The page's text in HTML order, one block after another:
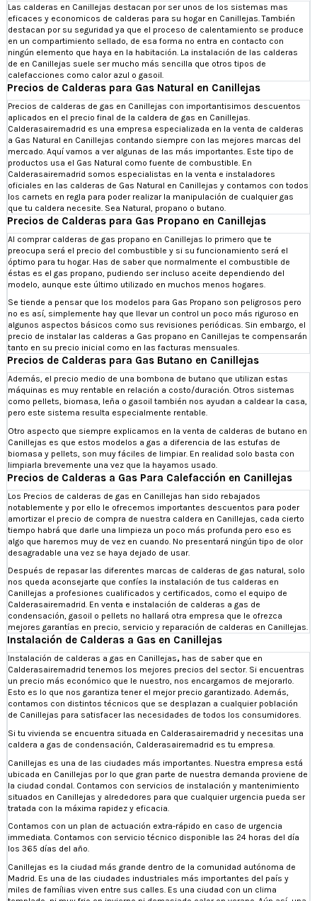
Las calderas en Canillejas destacan por ser unos de los sistemas mas
eficaces y economicos de calderas para su hogar en Canillejas. También
destacan por su seguridad ya que el proceso de calentamiento se produce
en un compartimiento sellado, de esa forma no entra en contacto con
ningún elemento que haya en la habitación. La instalación de las calderas
de en Canillejas suele ser mucho más sencilla que otros tipos de
calefacciones como calor azul o gasoil.
Precios de Calderas para Gas Natural en Canillejas
Precios de calderas de gas en Canillejas con importantisimos descuentos
aplicados en el precio final de la caldera de gas en Canillejas.
Calderasairemadrid es una empresa especializada en la venta de calderas
a Gas Natural en Canillejas contando siempre con las mejores marcas del
mercado. Aquí vamos a ver algunas de las más importantes. Este tipo de
productos usa el Gas Natural como fuente de combustible. En
Calderasairemadrid somos especialistas en la venta e instaladores
oficiales en las calderas de Gas Natural en Canillejas y contamos con todos
los carnets en regla para poder realizar la manipulación de cualquier gas
que tu caldera necesite. Sea Natural, propano o butano.
Precios de Calderas para Gas Propano en Canillejas
Al comprar calderas de gas propano en Canillejas lo primero que te
preocupa será el precio del combustible y si su funcionamiento será el
óptimo para tu hogar. Has de saber que normalmente el combustible de
éstas es el gas propano, pudiendo ser incluso aceite dependiendo del
modelo, aunque este último utilizado en muchos menos hogares.
Se tiende a pensar que los modelos para Gas Propano son peligrosos pero
no es así, simplemente hay que llevar un control un poco más riguroso en
algunos aspectos básicos como sus revisiones periódicas. Sin embargo, el
precio de instalar las calderas a Gas propano en Canillejas te compensarán
tanto en su precio inicial como en las facturas mensuales.
Precios de Calderas para Gas Butano en Canillejas
Además, el precio medio de una bombona de butano que utilizan estas
máquinas es muy rentable en relación a costo/duración. Otros sistemas
como pellets, biomasa, leña o gasoil también nos ayudan a caldear la casa,
pero este sistema resulta especialmente rentable.
Otro aspecto que siempre explicamos en la venta de calderas de butano en
Canillejas es que estos modelos a gas a diferencia de las estufas de
biomasa y pellets, son muy fáciles de limpiar. En realidad solo basta con
limpiarla brevemente una vez que la hayamos usado.
Precios de Calderas a Gas Para Calefacción en Canillejas
Los Precios de calderas de gas en Canillejas han sido rebajados
notablemente y por ello le ofrecemos importantes descuentos para poder
amortizar el precio de compra de nuestra caldera en Canillejas, cada cierto
tiempo habrá que darle una limpieza un poco más profunda pero eso es
algo que haremos muy de vez en cuando. No presentará ningún tipo de olor
desagradable una vez se haya dejado de usar.
Después de repasar las diferentes marcas de calderas de gas natural, solo
nos queda aconsejarte que confíes la instalación de tus calderas en
Canillejas a profesiones cualificados y certificados, como el equipo de
Calderasairemadrid. En venta e instalación de calderas a gas de
condensación, gasoil o pellets no hallará otra empresa que le ofrezca
mejores garantías en precio, servicio y reparación de calderas en Canillejas.
Instalación de Calderas a Gas en Canillejas
Instalación de calderas a gas en Canillejas, has de saber que en
Calderasairemadrid tenemos los mejores precios del sector. Si encuentras
un precio más económico que le nuestro, nos encargamos de mejorarlo.
Esto es lo que nos garantiza tener el mejor precio garantizado. Además,
contamos con distintos técnicos que se desplazan a cualquier población
de Canillejas para satisfacer las necesidades de todos los consumidores.
Si tu vivienda se encuentra situada en Calderasairemadrid y necesitas una
caldera a gas de condensación, Calderasairemadrid es tu empresa.
Canillejas es una de las ciudades más importantes. Nuestra empresa está
ubicada en Canillejas por lo que gran parte de nuestra demanda proviene de
la ciudad condal. Contamos con servicios de instalación y mantenimiento
situados en Canillejas y alrededores para que cualquier urgencia pueda ser
tratada con la máxima rapidez y eficacia.
Contamos con un plan de actuación extra-rápido en caso de urgencia
immediata. Contamos con servicio técnico disponible las 24 horas del día
los 365 días del año.
Canillejas es la ciudad más grande dentro de la comunidad autónoma de
Madrid. Es una de las ciudades industriales más importantes del país y
miles de famílias viven entre sus calles. Es una ciudad con un clima